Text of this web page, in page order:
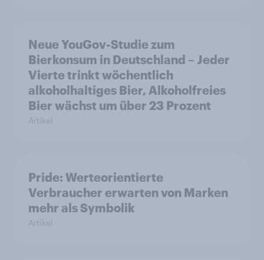
Neue YouGov-Studie zum
Bierkonsum in Deutschland – Jeder
Vierte trinkt wöchentlich
alkoholhaltiges Bier, Alkoholfreies
Bier wächst um über 23 Prozent
Artikel
Pride: Werteorientierte
Verbraucher erwarten von Marken
mehr als Symbolik
Artikel